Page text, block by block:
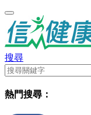
搜尋
熱門搜尋：